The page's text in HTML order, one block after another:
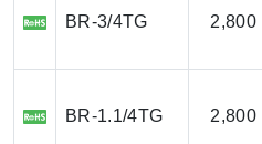
BR-3/4TG 2,800
BR-1.1/4TG 2,800